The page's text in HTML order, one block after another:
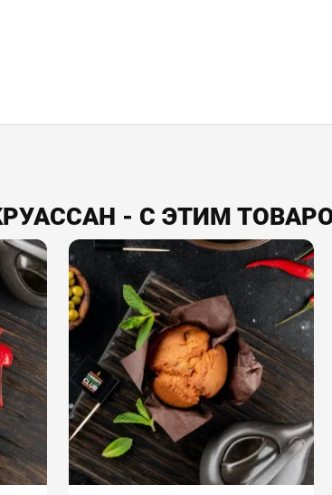
- С ЭТИМ